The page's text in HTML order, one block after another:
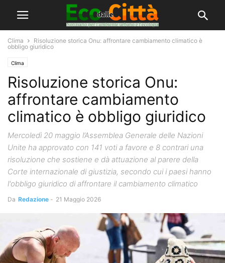
Clima
Risoluzione storica Onu: affrontare cambiamento climatico è
obbligo giuridico
Clima
Risoluzione storica Onu:
affrontare cambiamento
climatico è obbligo giuridico
Mercoledì 20 maggio l’Assemblea Generale delle Nazioni
Unite ha approvato con 141 voti a favore e 8 contrari una
risoluzione che sostiene e dà attuazione al parere della
Corte internazionale di giustizia, secondo cui i paesi hanno
l'obbligo giuridico di affrontare il cambiamento climatico
Da Redazione - 21 Maggio 2026